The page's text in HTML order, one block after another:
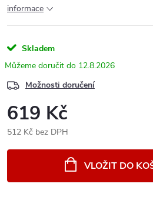
informace
Skladem
12.8.2026
Možnosti doručení
619 Kč
512 Kč bez DPH
VLOŽIT DO